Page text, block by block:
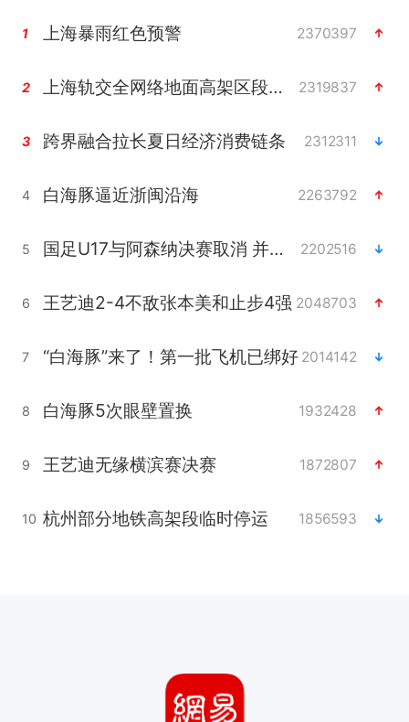
1 上海暴雨红色预警 2370397
2 上海轨交全网络地面高架区段限速运行 2319837
3 跨界融合拉长夏日经济消费链条 2312311
4 白海豚逼近浙闽沿海 2263792
5 国足U17与阿森纳决赛取消 并列冠军 2202516
6 王艺迪2-4不敌张本美和止步4强 2048703
7 “白海豚”来了！第一批飞机已绑好 2014142
8 白海豚5次眼壁置换 1932428
9 王艺迪无缘横滨赛决赛 1872807
10 杭州部分地铁高架段临时停运 1856593